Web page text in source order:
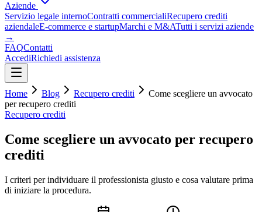
Aziende
Servizio legale internoContratti commercialiRecupero crediti
aziendaleE-commerce e startupMarchi e M&ATutti i servizi aziende
→
FAQContatti
AccediRichiedi assistenza
Home Blog Recupero crediti
Come scegliere un avvocato
per recupero crediti
Recupero crediti
Come scegliere un avvocato per recupero
crediti
I criteri per individuare il professionista giusto e cosa valutare prima
di iniziare la procedura.